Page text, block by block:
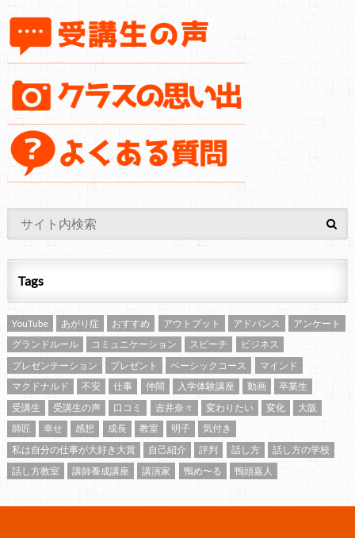
Tags
YouTube あがり症 おすすめ アウトプット アドバンス
アンケート
グランドルール
コミュニケーション スピーチ
ビジネス
プレゼンテーション
プレゼント ベーシックコース
マインド
マクドナルド
不安 仕事 仲間 入学体験講座 動画
卒業生
受講生
受講生の声 口コミ 吉井奈々 変わりたい 変化
大阪
師匠
幸せ 感想 成長 教室 明子
気付き
私は自分の仕事が大好き大賞
自己紹介 評判 話し方
話し方の学校
話し方教室
講師養成講座 講演家 鴨め〜る 鴨頭嘉人